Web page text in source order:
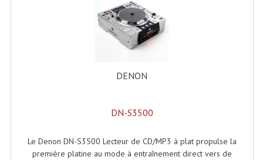
Ampoules - Tubes Lumière Noire Black Gun
Lampes À Décharges
Lampes Dichroique
Lampes PAR
DENON
DN-S3500
Le Denon DN-S3500 Lecteur de CD/MP3 à plat propulse la
première platine au mode à entraînement direct vers de